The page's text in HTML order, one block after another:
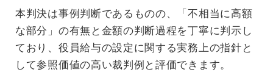
本判決は事例判断であるものの、「不相当に高額
な部分」の有無と金額の判断過程を丁寧に判示し
ており、役員給与の設定に関する実務上の指針と
して参照価値の高い裁判例と評価できます。